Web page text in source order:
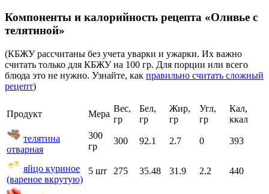
Компоненты и калорийность рецепта «Оливье с
телятиной»
(КБЖУ рассчитаны без учета уварки и ужарки. Их важно
считать только для КБЖУ на 100 гр. Для порции или всего
блюда это не нужно. Узнайте, как правильно считать сложный
рецепт)
Продукт Мера
Вес,
гр
Бел,
гр
Жир,
гр
Угл,
гр
Кал,
ккал
телятина
отварная
300
гр
300 92.1 2.7 0 393
яйцо куриное
(вареное вкрутую)
5 шт 275 35.48 31.9 2.2 440